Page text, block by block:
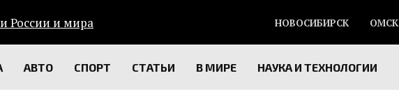
НОВОСИБИРСК ОМСК
АВТО СПОРТ СТАТЬИ В МИРЕ НАУКА И ТЕХНОЛОГИИ